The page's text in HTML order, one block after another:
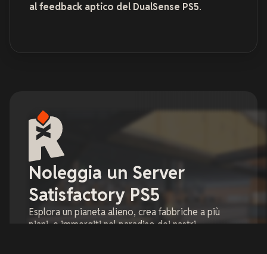
al feedback aptico del DualSense PS5.
Noleggia un Server
Satisfactory PS5
Esplora un pianeta alieno, crea fabbriche a più
piani, e immergiti nel paradiso dei nastri